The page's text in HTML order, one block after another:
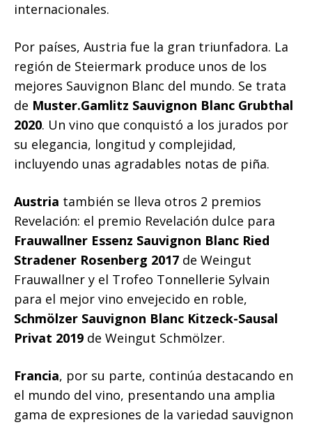
internacionales.
Por países, Austria fue la gran triunfadora. La
región de Steiermark produce unos de los
mejores Sauvignon Blanc del mundo. Se trata
de Muster.Gamlitz Sauvignon Blanc Grubthal
2020. Un vino que conquistó a los jurados por
su elegancia, longitud y complejidad,
incluyendo unas agradables notas de piña.
Austria también se lleva otros 2 premios
Revelación: el premio Revelación dulce para
Frauwallner Essenz Sauvignon Blanc Ried
Stradener Rosenberg 2017 de Weingut
Frauwallner y el Trofeo Tonnellerie Sylvain
para el mejor vino envejecido en roble,
Schmölzer Sauvignon Blanc Kitzeck-Sausal
Privat 2019 de Weingut Schmölzer.
Francia, por su parte, continúa destacando en
el mundo del vino, presentando una amplia
gama de expresiones de la variedad sauvignon